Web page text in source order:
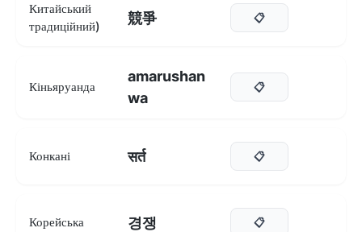
Китайський
традиційний)
競爭 📋
Кіньяруанда
amarushan
wa
📋
Конкані सर्त 📋
Корейська 경쟁 📋